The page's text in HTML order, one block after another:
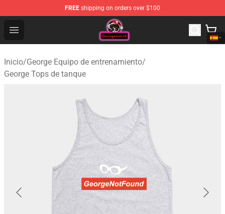
FREE shipping on orders over $100
Open menu
George Store - Official George Merchandise Shop
Inicio/George Equipo de entrenamiento/
George Tops de tanque